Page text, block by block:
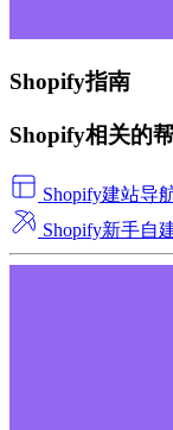
Shopify指南
Shopify相关的
Shopify建站导
Shopify新手自